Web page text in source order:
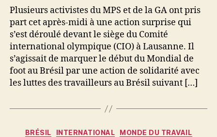
Plusieurs activistes du MPS et de la GA ont pris
part cet après-midi à une action surprise qui
s’est déroulé devant le siège du Comité
international olympique (CIO) à Lausanne. Il
s’agissait de marquer le début du Mondial de
foot au Brésil par une action de solidarité avec
les luttes des travailleurs au Brésil suivant […]
Catégories
BRÉSIL INTERNATIONAL MONDE DU TRAVAIL